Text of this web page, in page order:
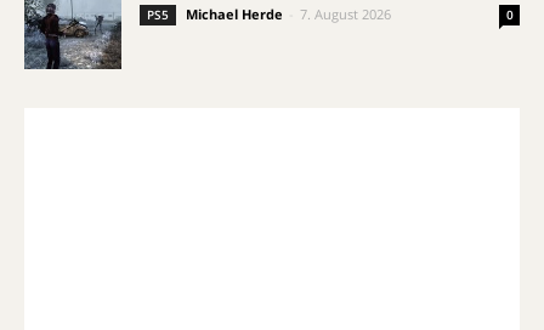
PS5 Michael Herde 7. August 2026 0